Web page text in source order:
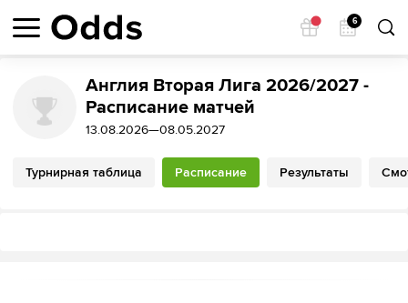
6
Англия Вторая Лига 2026/2027 -
Расписание матчей
13.08.2026—08.05.2027
Турнирная таблица Расписание Результаты